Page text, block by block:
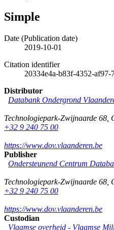
Simple
Date (Publication date)
2019-10-01
Citation identifier
20334e4a-b83f-4352-af97-
Distributor
Databank Ondergrond
Technologiepark-Zwijnaarde 68
+32 9 240 75 00
https://www.dov.vlaanderen.be
Publisher
Ondersteunend Centrum
Technologiepark-Zwijnaarde 68
+32 9 240 75 00
https://www.dov.vlaanderen.be
Custodian
Vlaamse overheid - Vlaamse